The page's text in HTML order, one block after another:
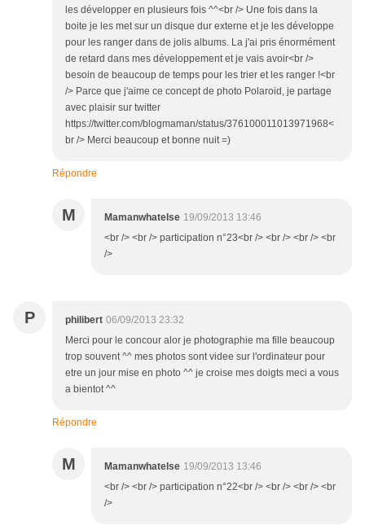
les développer en plusieurs fois ^^<br /> Une fois dans la
boite je les met sur un disque dur externe et je les développe
pour les ranger dans de jolis albums. La j'ai pris énormément
de retard dans mes développement et je vais avoir<br />
besoin de beaucoup de temps pour les trier et les ranger !<br
/> Parce que j'aime ce concept de photo Polaroid, je partage
avec plaisir sur twitter
https://twitter.com/blogmaman/status/376100011013971968<
br /> Merci beaucoup et bonne nuit =)
Répondre
M Mamanwhatelse 19/09/2013 13:46
<br /> <br /> participation n°23<br /> <br /> <br /> <br
/>
P philibert 06/09/2013 23:32
Merci pour le concour alor je photographie ma fille beaucoup
trop souvent ^^ mes photos sont videe sur l'ordinateur pour
etre un jour mise en photo ^^ je croise mes doigts meci a vous
a bientot ^^
Répondre
M Mamanwhatelse 19/09/2013 13:46
<br /> <br /> participation n°22<br /> <br /> <br /> <br
/>